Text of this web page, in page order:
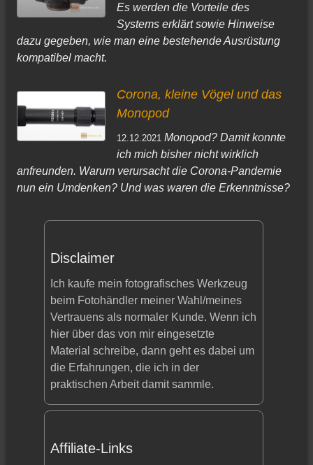
Es werden die Vorteile des
Systems erklärt sowie Hinweise
dazu gegeben, wie man eine bestehende Ausrüstung
kompatibel macht.
Corona, kleine Vögel und das
Monopod
12.12.2021 Monopod? Damit konnte
ich mich bisher nicht wirklich
anfreunden. Warum verursacht die Corona-Pandemie
nun ein Umdenken? Und was waren die Erkenntnisse?
Disclaimer
Ich kaufe mein fotografisches Werkzeug
beim Fotohändler meiner Wahl/meines
Vertrauens als normaler Kunde. Wenn ich
hier über das von mir eingesetzte
Material schreibe, dann geht es dabei um
die Erfahrungen, die ich in der
praktischen Arbeit damit sammle.
Affiliate-Links